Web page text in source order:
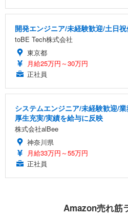
開発エンジニア/未経験歓迎/土日
toBE Tech株式会社
東京都
月給25万円～30万円
正社員
システムエンジニア/未経験歓迎/
厚生充実/実績を給与に反映
株式会社alBee
神奈川県
月給33万円～55万円
正社員
Amazon売れ筋